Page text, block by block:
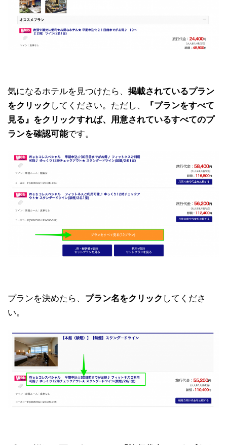
気になるホテルを見つけたら、 掲載されているプラン
をクリック してください。ただし、
『プランをすべて
見る』をクリックすれば、用意されているすべてのプ
ランを確認可能です。
プランを決めたら、 プラン名をクリック してくださ
い。